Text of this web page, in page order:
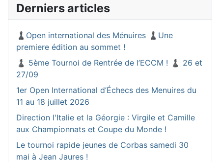
Derniers articles
♟️Open international des Ménuires ♟️Une
premiere édition au sommet !
♟️ 5ème Tournoi de Rentrée de l’ECCM ! ♟️ 26 et
27/09
1er Open International d’Échecs des Menuires du
11 au 18 juillet 2026
Direction l'Italie et la Géorgie : Virgile et Camille
aux Championnats et Coupe du Monde !
Le tournoi rapide jeunes de Corbas samedi 30
mai à Jean Jaures !